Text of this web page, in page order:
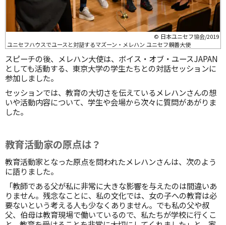
© 日本ユニセフ協会/2019
ユニセフハウスでユースと対話するマズーン・メレハン ユニセフ親善大使
スピーチの後、メレハン大使は、ボイス・オブ・ユースJAPAN
としても活動する、東京大学の学生たちとの対話セッションに
参加しました。
セッションでは、教育の大切さを伝えているメレハンさんの想
いや活動内容について、学生や会場から次々に質問があがりま
した。
教育活動家の原点は？
教育活動家となった原点を問われたメレハンさんは、次のよう
に語りました。
「教師である父が私に非常に大きな影響を与えたのは間違いあ
りません。残念なことに、私の文化では、女の子への教育は必
要ないという考える人も少なくありません。でも私の父や叔
父、伯母は教育現場で働いているので、私たちが学校に行くこ